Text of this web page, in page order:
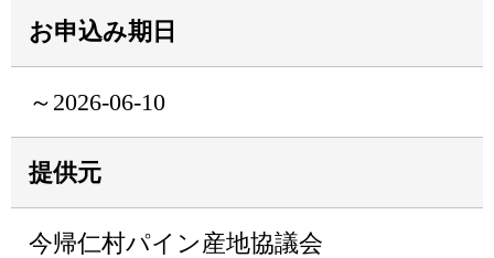
お申込み期日
～2026-06-10
提供元
今帰仁村パイン産地協議会